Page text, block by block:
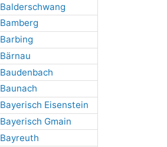
Balderschwang
Bamberg
Barbing
Bärnau
Baudenbach
Baunach
Bayerisch Eisenstein
Bayerisch Gmain
Bayreuth